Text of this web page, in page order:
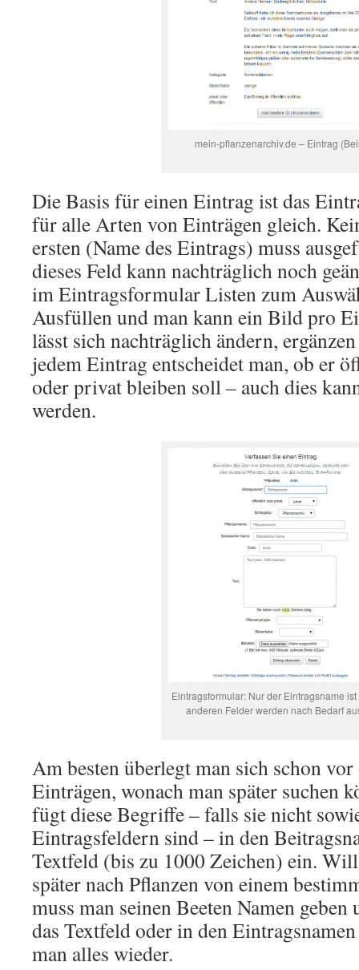
mein-pflanzenarchiv.de – Eintrag
Die Basis für einen Eintrag ist das
für alle Arten von Einträgen gleich.
ersten (Name des Eintrags) muss
dieses Feld kann nachträglich noch
im Eintragsformular Listen zum
Ausfüllen und man kann ein Bild pro
lässt sich nachträglich ändern,
jedem Eintrag entscheidet man, ob er
oder privat bleiben soll – auch dies
werden.
Eintragsformular: Nur der Eintragsname
anderen Felder werden nach Bedarf
Am besten überlegt man sich schon
Einträgen, wonach man später suchen
fügt diese Begriffe – falls sie nicht
Eintragsfeldern sind – in den
Textfeld (bis zu 1000 Zeichen) ein.
später nach Pflanzen von einem
muss man seinen Beeten Namen
das Textfeld oder in den
man alles wieder.